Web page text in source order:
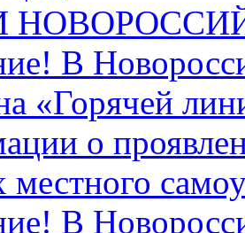
В
«Горячей
о
местного
В